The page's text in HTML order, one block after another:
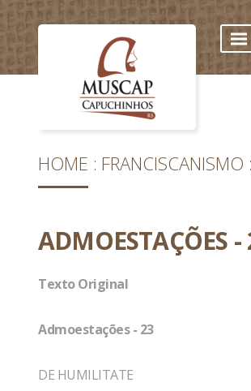
HOME FRANCISCANISMO
ADMOESTAÇÕES -
Texto Original
Admoestações - 23
DE HUMILITATE